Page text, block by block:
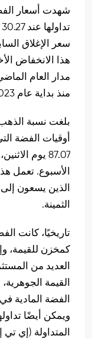
شهدت أسعار
هذا الانخفاض
منذ بداية عام 2023.
بلغت نسبة
أوقيات الفضة
الأسبوع. تعمل
الذين يسعون إلى
الثمينة.
تاريخيًا، كانت
كمخزن للقيمة،
العديد من
القيمة
الفضة المادية
ويمكن أيضًا
المتداولة (إي